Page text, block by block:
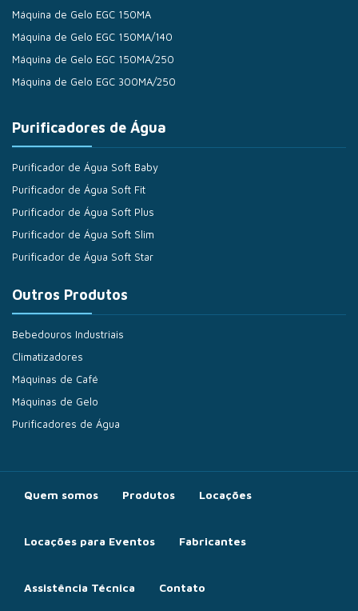
Máquina de Gelo EGC 150MA
Máquina de Gelo EGC 150MA/140
Máquina de Gelo EGC 150MA/250
Máquina de Gelo EGC 300MA/250
Purificadores de Água
Purificador de Água Soft Baby
Purificador de Água Soft Fit
Purificador de Água Soft Plus
Purificador de Água Soft Slim
Purificador de Água Soft Star
Outros Produtos
Bebedouros Industriais
Climatizadores
Máquinas de Café
Máquinas de Gelo
Purificadores de Água
Quem somos Produtos Locações
Locações para Eventos Fabricantes
Assistência Técnica Contato